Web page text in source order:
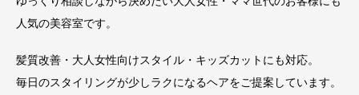
人気の美容室です。
髪質改善・大人女性向けスタイル・キッズカットにも対応。
毎日のスタイリングが少しラクになるヘアをご提案しています。